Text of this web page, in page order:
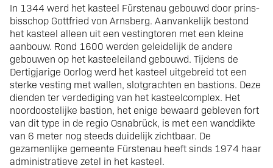
In 1344 werd het kasteel Fürstenau gebouwd door prins-
bisschop Gottfried von Arnsberg. Aanvankelijk bestond
het kasteel alleen uit een vestingtoren met een kleine
aanbouw. Rond 1600 werden geleidelijk de andere
gebouwen op het kasteeleiland gebouwd. Tijdens de
Dertigjarige Oorlog werd het kasteel uitgebreid tot een
sterke vesting met wallen, slotgrachten en bastions. Deze
dienden ter verdediging van het kasteelcomplex. Het
noordoostelijke bastion, het enige bewaard gebleven fort
van dit type in de regio Osnabrück, is met een wanddikte
van 6 meter nog steeds duidelijk zichtbaar. De
gezamenlijke gemeente Fürstenau heeft sinds 1974 haar
administratieve zetel in het kasteel.